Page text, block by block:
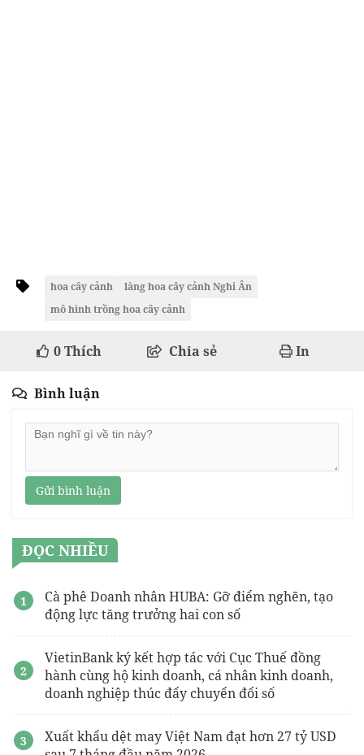
hoa cây cảnh
làng hoa cây cảnh Nghi Ân
mô hình trồng hoa cây cảnh
0Thích Chia sẻ In
Bình luận
Gửi bình luận
ĐỌC NHIỀU
Cà phê Doanh nhân HUBA: Gỡ điểm nghẽn, tạo
động lực tăng trưởng hai con số
VietinBank ký kết hợp tác với Cục Thuế đồng
hành cùng hộ kinh doanh, cá nhân kinh doanh,
doanh nghiệp thúc đẩy chuyển đổi số
Xuất khẩu dệt may Việt Nam đạt hơn 27 tỷ USD